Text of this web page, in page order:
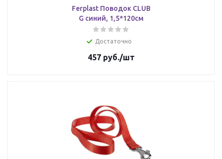
Ferplast Поводок CLUB
G синий, 1,5*120см
Достаточно
457 руб./шт